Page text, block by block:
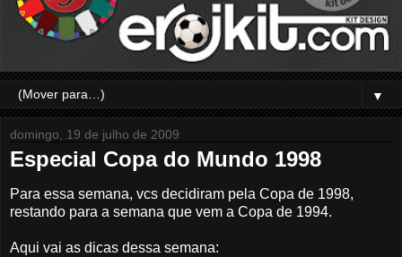
▼
domingo, 19 de julho de 2009
Especial Copa do Mundo 1998
Para essa semana, vcs decidiram pela Copa de 1998,
restando para a semana que vem a Copa de 1994.
Aqui vai as dicas dessa semana: